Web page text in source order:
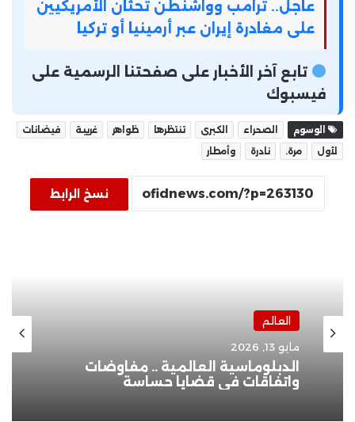
عاجل.. ترامب وواشنطن تحثان الأمريكيين
على مغادرة إيران عبر أرمينيا أو تركيا
تابع آخر الأخبار على صفحتنا الرسمية على
فيسبوك
الوسوم الصحراء الكبرى تنتظرها ظواهر غريبة
فيضانات
لأول
مرة. نادرة وأمطار
نسخ الرابط
العالم
مايو 13, 2026
الدبلوماسية العالمية .. مفاوضات
واتفاقات في قضايا حساسة